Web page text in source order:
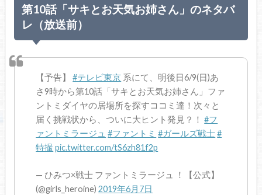
第10話「サキとお天気お姉さん」のネタバ
レ（放送前）
【予告】#テレビ東京 系にて、明後日6/9(日)あ
さ9時から第10話「サキとお天気お姉さん」ファ
ントミダイヤの居場所を探すココミ達！次々と
届く挑戦状から、ついに大ヒント発見？！#フ
ァントミラージュ #ファントミ #ガールズ戦士#
特撮pic.twitter.com/tS6zh81f2p
— ひみつ×戦士 ファントミラージュ ！【公式】
(@girls_heroine)2019年6月7日